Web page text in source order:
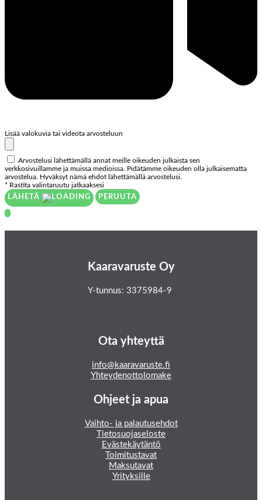
Lisää valokuvia tai videota arvosteluun
Arvostelusi lähettämällä annat meille oikeuden julkaista sen
verkkosivuillamme ja muissa medioissa. Pidätämme oikeuden olla julkaisematta
arvostelua. Hyväksyt nämä ehdot lähettämällä arvostelusi.
* Rastita valintaruutu jatkaaksesi
LÄHETÄ
PERUUTA
Kaaravaruste Oy
Y-tunnus: 3375984-9
Ota yhteyttä
info@kaaravaruste.fi
Yhteydenottolomake
Ohjeet ja apua
Vaihto- ja palautusehdot
Tietosuojaseloste
Evästekäytäntö
Toimitustavat
Maksutavat
Yrityksille